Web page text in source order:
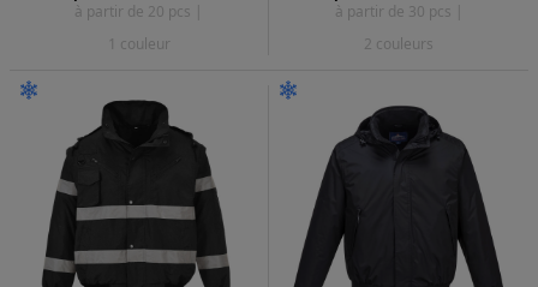
à partir de 20 pcs |
1 couleur
à partir de 30 pcs |
2 couleurs